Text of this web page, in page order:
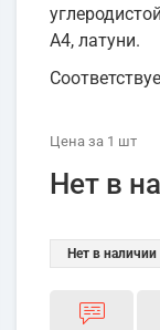
А4, латуни.
Цена за 1 шт
Нет в
Нет в наличии